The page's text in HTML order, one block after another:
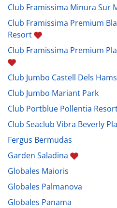
Club Framissima Minura Sur
Club Framissima Premium
Resort
Club Framissima Premium
Club Jumbo Castell Dels Hams
Club Jumbo Mariant Park
Club Portblue Pollentia
Club Seaclub Vibra Beverly
Fergus Bermudas
Garden Saladina
Globales Maioris
Globales Palmanova
Globales Panama